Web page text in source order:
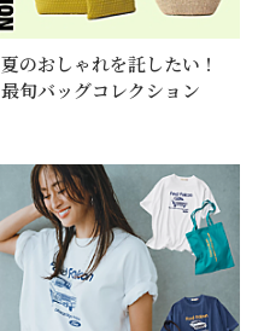
夏のおしゃれを託したい！
最旬バッグコレクション